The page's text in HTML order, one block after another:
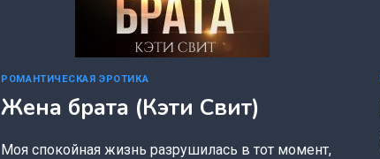
РОМАНТИЧЕСКАЯ ЭРОТИКА
Жена брата (Кэти Свит)
Моя спокойная жизнь разрушилась в тот момент,